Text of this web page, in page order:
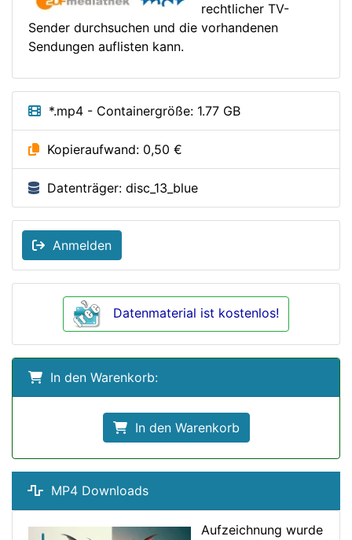
rechtlicher TV-
Sender durchsuchen und die vorhandenen
Sendungen auflisten kann.
*.mp4 - Containergröße: 1.77 GB
Kopieraufwand: 0,50 €
Datenträger: disc_13_blue
Anmelden
Datenmaterial ist kostenlos!
In den Warenkorb:
In den Warenkorb
MP4 Downloads
Aufzeichnung wurde